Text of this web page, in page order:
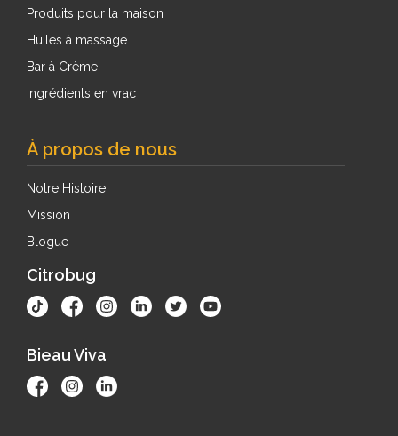
Produits pour la maison
Huiles à massage
Bar à Crème
Ingrédients en vrac
À propos de nous
Notre Histoire
Mission
Blogue
Citrobug
Bieau Viva